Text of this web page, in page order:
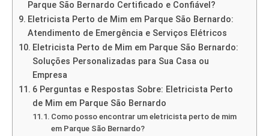
Parque São Bernardo Certificado e Confiável?
Eletricista Perto de Mim em Parque São Bernardo:
Atendimento de Emergência e Serviços Elétricos
Eletricista Perto de Mim em Parque São Bernardo:
Soluções Personalizadas para Sua Casa ou
Empresa
6 Perguntas e Respostas Sobre: Eletricista Perto
de Mim em Parque São Bernardo
Como posso encontrar um eletricista perto de mim
em Parque São Bernardo?